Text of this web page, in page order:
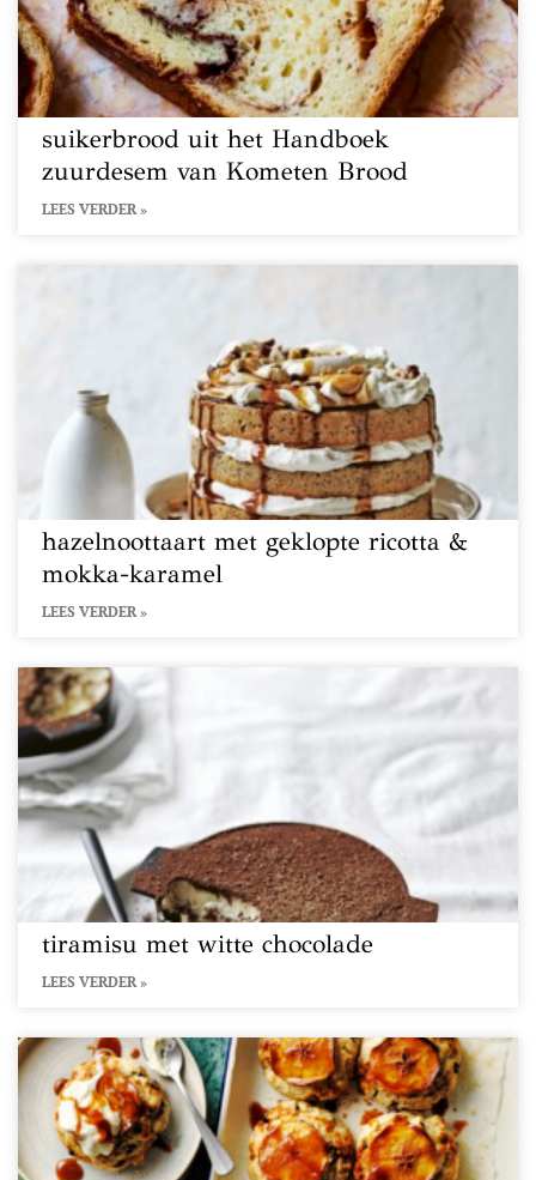
suikerbrood uit het Handboek
zuurdesem van Kometen Brood
LEES VERDER »
hazelnoottaart met geklopte ricotta &
mokka-karamel
LEES VERDER »
tiramisu met witte chocolade
LEES VERDER »